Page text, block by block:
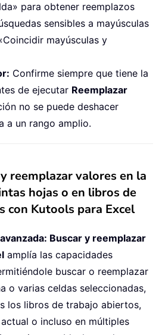
para obtener reemplazos
sensibles a mayúsculas
mayúsculas y
Confirme siempre que tiene la
de ejecutar Reemplazar
no se puede deshacer
a un rango amplio.
reemplazar valores en la
hojas o en libros de
con Kutools para Excel
Buscar y reemplazar
amplía las capacidades
buscar o reemplazar
o varias celdas seleccionadas,
los libros de trabajo abiertos,
o incluso en múltiples